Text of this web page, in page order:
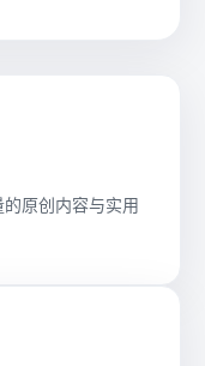
原创内容与实用